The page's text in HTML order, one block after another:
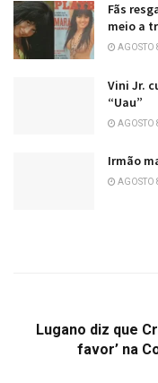
Fãs
meio a
AGOSTO
Vini Jr.
“Uau”
AGOSTO
Irmão
AGOSTO
Lugano diz que
favor’ na